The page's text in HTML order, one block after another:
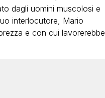
dagli uomini muscolosi e
interlocutore, Mario
e con cui lavorerebbe